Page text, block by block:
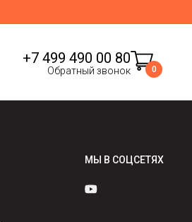
+7 499 490 00 80
Обратный звонок 0
МЫ В СОЦСЕТЯХ